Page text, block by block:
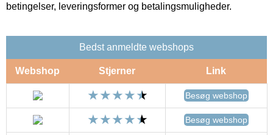
betingelser, leveringsformer og betalingsmuligheder.
Bedst anmeldte webshops
Webshop Stjerner Link
Besøg webshop
Besøg webshop